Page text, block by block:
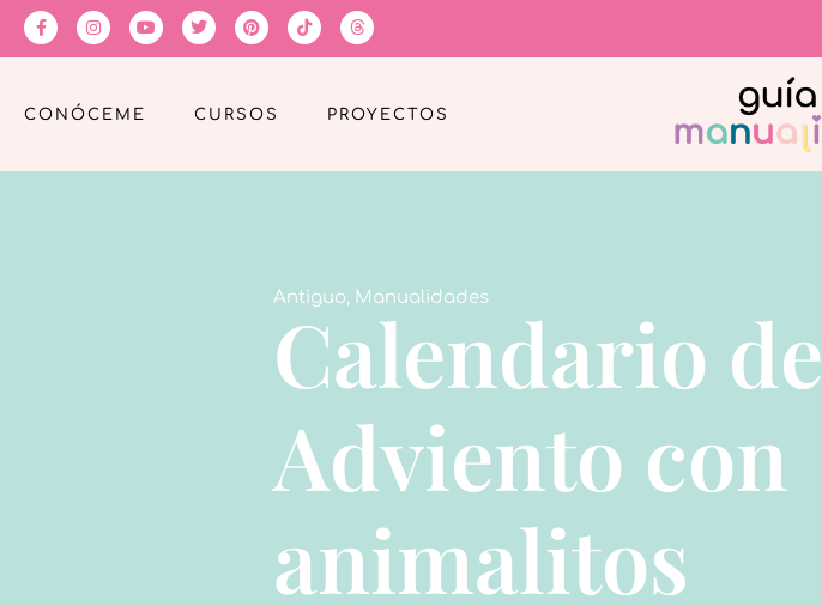
CONÓCEME CURSOS PROYECTOS
Antiguo, Manualidades
Calendario de
Adviento con
animalitos